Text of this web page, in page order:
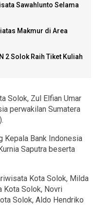
Sawahlunto Selama
Makmur di Area
2 Solok Raih Tiket Kuliah
Solok, Zul Elfian Umar
perwakilan Sumatera
Kepala Bank Indonesia
Saputra beserta
Kota Solok, Milda
Kota Solok, Novri
Solok, Aldo Hendriko